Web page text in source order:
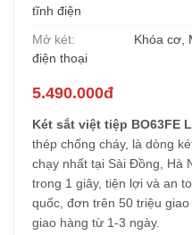
tĩnh điện
Mở két:
Khóa cơ,
điện thoại
5.490.000đ
Két sắt việt tiệp BO63FE
thép chống cháy, là dòng
chạy nhất tại Sài Đồng, Hà
trong 1 giây, tiện lợi và an
quốc, đơn trên 50 triệu
giao hàng từ 1-3 ngày.